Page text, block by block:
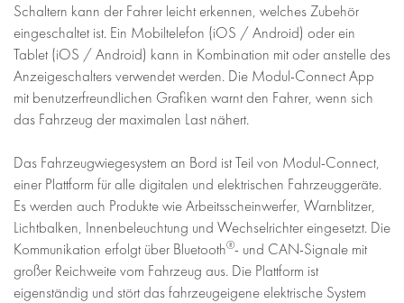
Schaltern kann der Fahrer leicht erkennen, welches Zubehör
eingeschaltet ist. Ein Mobiltelefon (iOS / Android) oder ein
Tablet (iOS / Android) kann in Kombination mit oder anstelle des
Anzeigeschalters verwendet werden. Die Modul-Connect App
mit benutzerfreundlichen Grafiken warnt den Fahrer, wenn sich
das Fahrzeug der maximalen Last nähert.
Das Fahrzeugwiegesystem an Bord ist Teil von Modul-Connect,
einer Plattform für alle digitalen und elektrischen Fahrzeuggeräte.
Es werden auch Produkte wie Arbeitsscheinwerfer, Warnblitzer,
Lichtbalken, Innenbeleuchtung und Wechselrichter eingesetzt. Die
Kommunikation erfolgt über Bluetooth®- und CAN-Signale mit
großer Reichweite vom Fahrzeug aus. Die Plattform ist
eigenständig und stört das fahrzeugeigene elektrische System